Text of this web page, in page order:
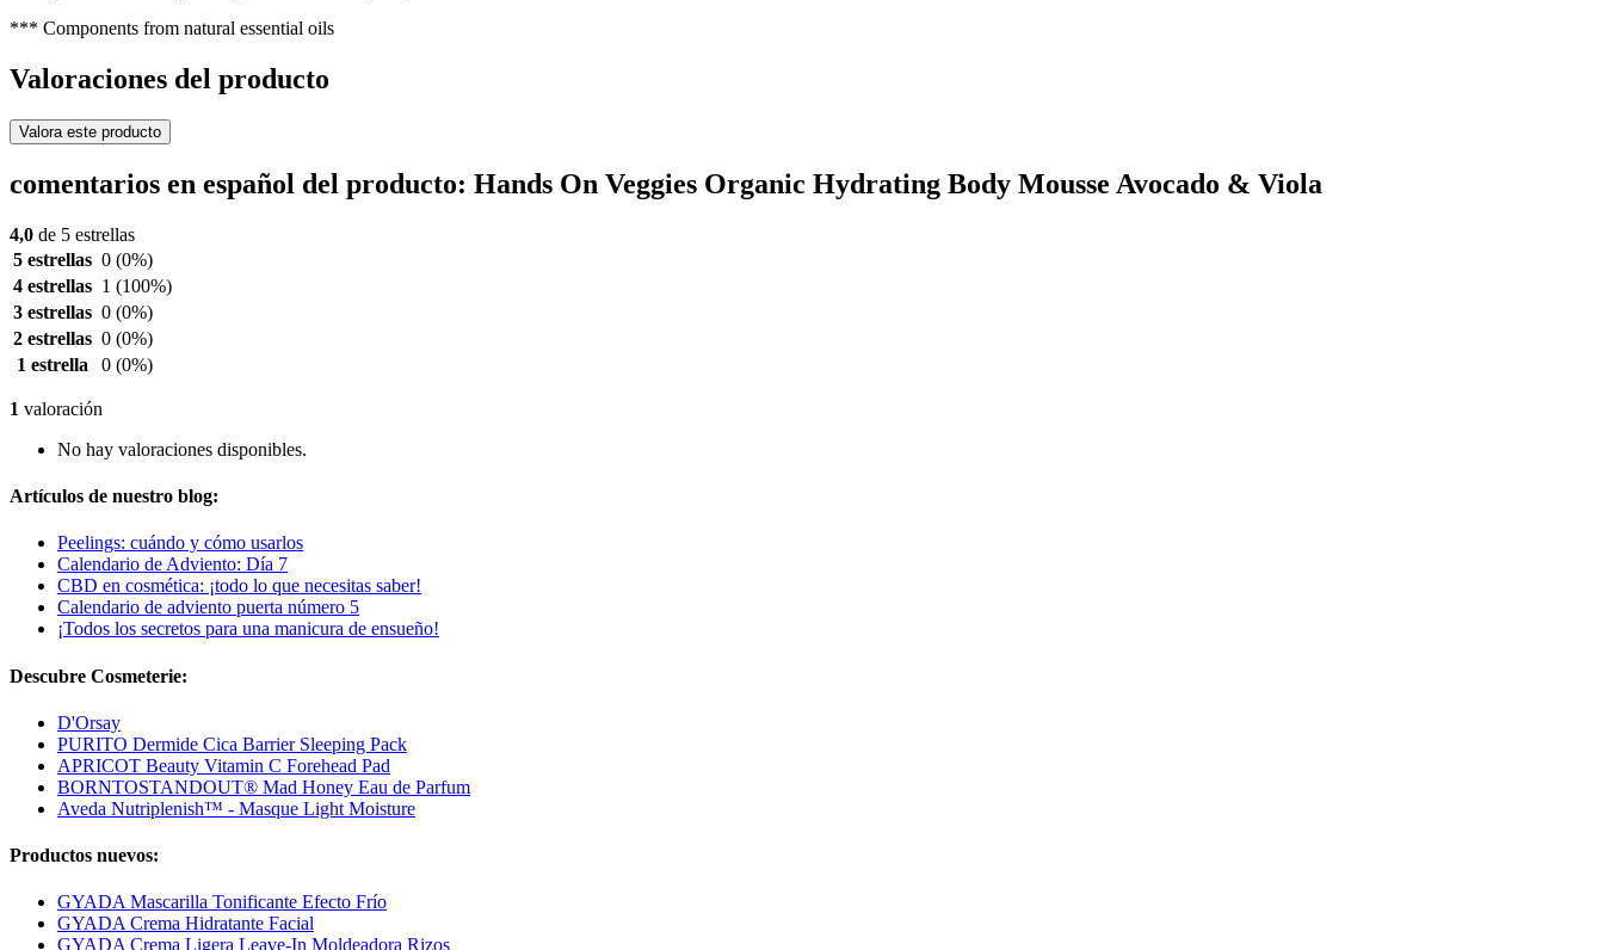
*** Components from natural essential oils
Valoraciones del producto
Valora este producto
comentarios en español del producto: Hands On Veggies Organic Hydrating Body Mousse Avocado & Viola
4,0 de 5 estrellas
5 estrellas 0 (0%)
4 estrellas 1 (100%)
3 estrellas 0 (0%)
2 estrellas 0 (0%)
1 estrella
0 (0%)
1 valoración
No hay valoraciones disponibles.
Artículos de nuestro blog:
Peelings: cuándo y cómo usarlos
Calendario de Adviento: Día 7
CBD en cosmética: ¡todo lo que necesitas saber!
Calendario de adviento puerta número 5
¡Todos los secretos para una manicura de ensueño!
Descubre Cosmeterie:
D'Orsay
PURITO Dermide Cica Barrier Sleeping Pack
APRICOT Beauty Vitamin C Forehead Pad
BORNTOSTANDOUT® Mad Honey Eau de Parfum
Aveda Nutriplenish™ - Masque Light Moisture
Productos nuevos:
GYADA Mascarilla Tonificante Efecto Frío
GYADA Crema Hidratante Facial
GYADA Crema Ligera Leave-In Moldeadora Rizos